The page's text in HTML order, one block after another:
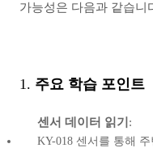
가능성은 다음과 같습니
1. 주요 학습 포인트
센서 데이터 읽기 :
KY-018 센서를 통해